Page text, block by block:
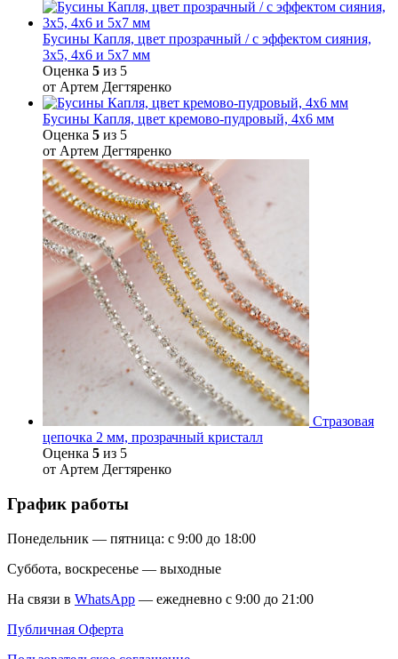
Бусины Капля, цвет прозрачный / с эффектом сияния,
3х5, 4х6 и 5х7 мм
Оценка 5 из 5
от Артем Дегтяренко
Бусины Капля, цвет кремово-пудровый, 4х6 мм
Оценка 5 из 5
от Артем Дегтяренко
Стразовая
цепочка 2 мм, прозрачный кристалл
Оценка 5 из 5
от Артем Дегтяренко
График работы
Понедельник — пятница: с 9:00 до 18:00
Суббота, воскресенье — выходные
На связи в WhatsApp — ежедневно с 9:00 до 21:00
Публичная Оферта